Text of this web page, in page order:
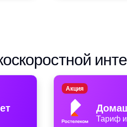
Тариф
Акция